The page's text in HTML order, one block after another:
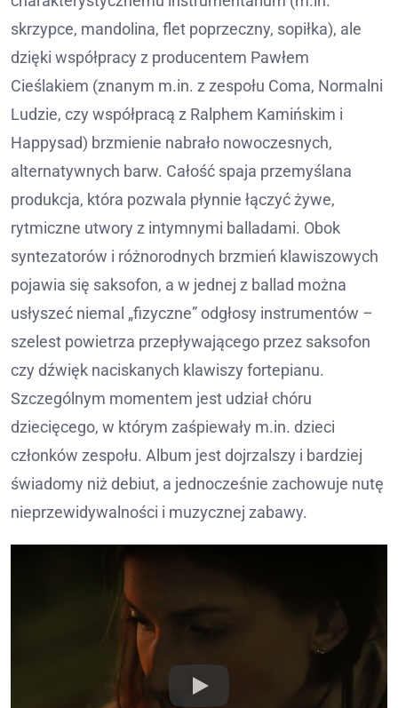
skrzypce, mandolina, flet poprzeczny, sopiłka), ale
dzięki współpracy z producentem Pawłem
Cieślakiem (znanym m.in. z zespołu Coma, Normalni
Ludzie, czy współpracą z Ralphem Kamińskim i
Happysad) brzmienie nabrało nowoczesnych,
alternatywnych barw. Całość spaja przemyślana
produkcja, która pozwala płynnie łączyć żywe,
rytmiczne utwory z intymnymi balladami. Obok
syntezatorów i różnorodnych brzmień klawiszowych
pojawia się saksofon, a w jednej z ballad można
usłyszeć niemal „fizyczne” odgłosy instrumentów –
szelest powietrza przepływającego przez saksofon
czy dźwięk naciskanych klawiszy fortepianu.
Szczególnym momentem jest udział chóru
dziecięcego, w którym zaśpiewały m.in. dzieci
członków zespołu. Album jest dojrzalszy i bardziej
świadomy niż debiut, a jednocześnie zachowuje nutę
nieprzewidywalności i muzycznej zabawy.